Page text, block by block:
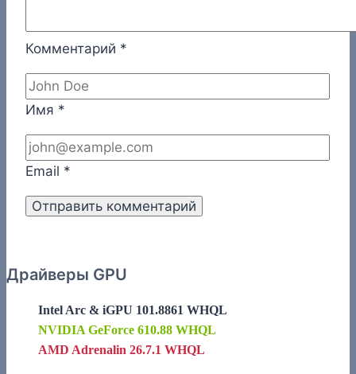
Комментарий *
Имя *
Email *
Драйверы GPU
Intel Arc & iGPU 101.8861 WHQL
NVIDIA GeForce 610.88 WHQL
AMD Adrenalin 26.7.1 WHQL